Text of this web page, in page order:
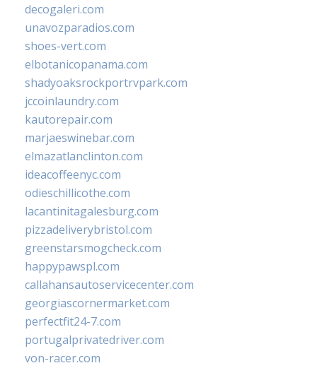
decogaleri.com
unavozparadios.com
shoes-vert.com
elbotanicopanama.com
shadyoaksrockportrvpark.com
jccoinlaundry.com
kautorepair.com
marjaeswinebar.com
elmazatlanclinton.com
ideacoffeenyc.com
odieschillicothe.com
lacantinitagalesburg.com
pizzadeliverybristol.com
greenstarsmogcheck.com
happypawspl.com
callahansautoservicecenter.com
georgiascornermarket.com
perfectfit24-7.com
portugalprivatedriver.com
von-racer.com